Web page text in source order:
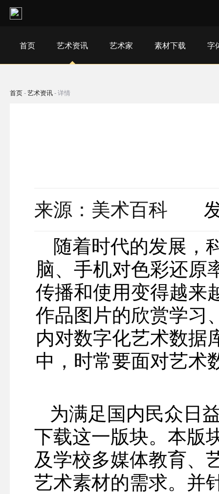
首页 艺术资讯 艺术家 素材下载 字
首页 - 艺术资讯 - 详情
来源：美术百科
随着时代的发展，
脑、手机对色彩还原
传播和使用变得越来
作品图片的欣赏学习
内对数字化艺术数据
中，时常要面对艺术
为满足国内民众日
下载这一版块。本版
及学校多媒体教育、
艺术素材的需求。并